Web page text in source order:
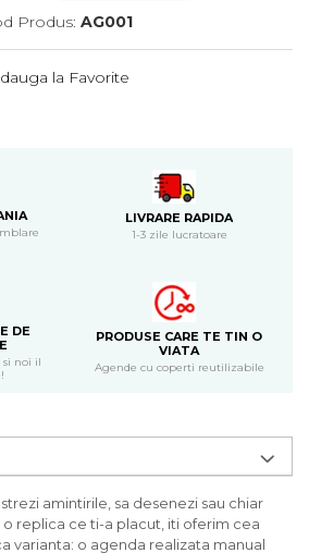
buna
nasi
colorat
Produs: AG001
la Favorite
LIVRARE RAPIDA
1-3 zile lucratoare
DE
noi il
PRODUSE CARE TE TIN O
VIATA
Agende cu coperti reutilizabile
amintirile, sa desenezi sau chiar
o replica ce ti-a placut, iti oferim cea
varianta: o agenda realizata manual